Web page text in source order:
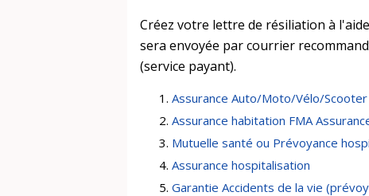
Créez votre lettre de résiliation à
sera envoyée par courrier
(service payant).
Assurance Auto/Moto/Vélo/Scooter
Assurance habitation FMA
Mutuelle santé ou Prévoyance
Assurance hospitalisation
Garantie Accidents de la vie